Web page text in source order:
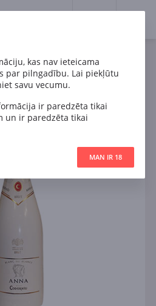
Balts Sauss
Spānija
Blanc de Blancs Brut
kas nav ieteicama
par pilngadību. Lai piekļūtu
savu vecumu.
ir paredzēta tikai
un ir paredzēta tikai
MAN IR 18